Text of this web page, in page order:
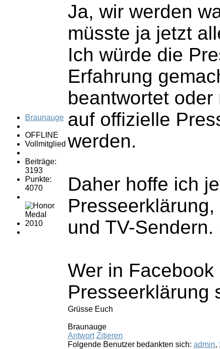
Braunauge
OFFLINE
Vollmitglied
Beiträge:
3193
Punkte:
4070
Ja, wir werden
müsste ja jetzt
Ich würde die
Erfahrung
beantwortet
auf offizielle
werden.
Daher hoffe ich
und TV-
Wer in
Presseerklärung
Grüsse Euch
Braunauge
Antwort Zitieren
Folgende Benutzer bedankten sich: admin,